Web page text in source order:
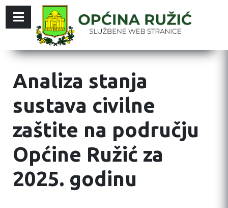
Analiza stanja
sustava civilne
zaštite na području
Općine Ružić za
2025. godinu